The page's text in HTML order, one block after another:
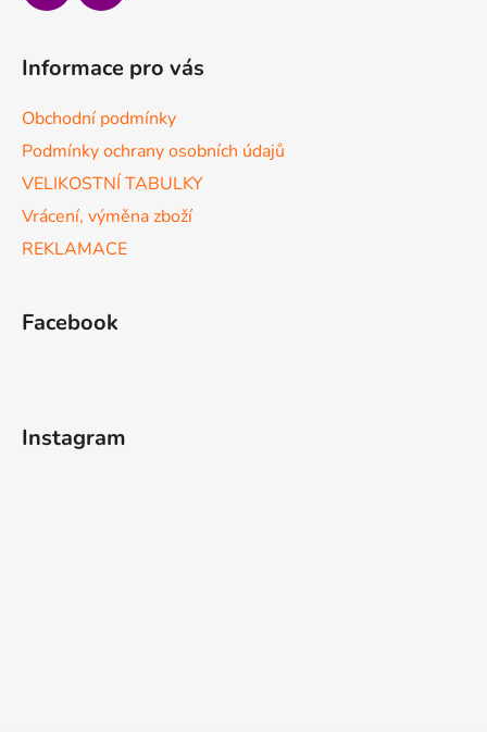
Informace pro vás
Obchodní podmínky
Podmínky ochrany osobních údajů
VELIKOSTNÍ TABULKY
Vrácení, výměna zboží
REKLAMACE
Facebook
Instagram